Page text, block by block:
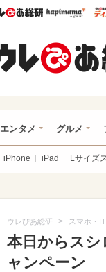
ウレぴあ総研
ハ
エンタメ グルメ
iPhone iPad Lサイズ
ウレぴあ総研 > スマホ・IT
本日からス
ャンペーン